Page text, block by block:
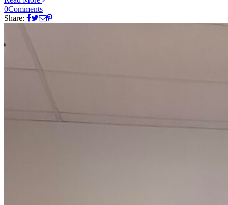
0Comments
Share: